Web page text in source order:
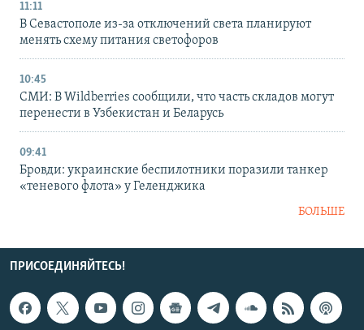
11:11
В Севастополе из-за отключений света планируют
менять схему питания светофоров
10:45
СМИ: В Wildberries сообщили, что часть складов могут
перенести в Узбекистан и Беларусь
09:41
Бровди: украинские беспилотники поразили танкер
«теневого флота» у Геленджика
БОЛЬШЕ
ПРИСОЕДИНЯЙТЕСЬ!